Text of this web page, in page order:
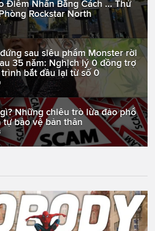
Điểm Nhấn Bằng Cách ... Thử
Rockstar North
sau siêu phẩm Monster rời
35 năm: Nghịch lý 0 đồng trợ
bắt đầu lại từ số 0
Những chiêu trò lừa đảo phổ
tự bảo vệ bản thân